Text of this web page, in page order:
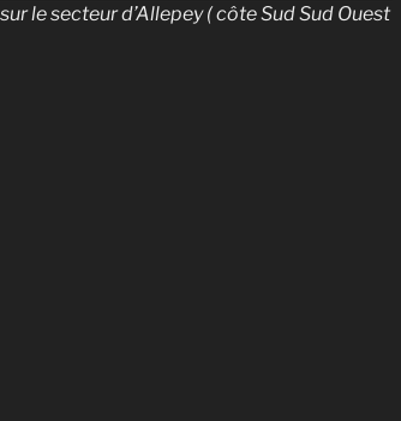
le secteur d’Allepey ( côte Sud Sud Ouest